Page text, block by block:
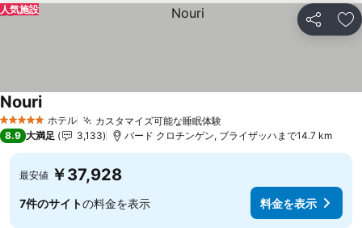
シェア お
人気施設
5 ホテルのランク
ホテル カスタマイズ可能な睡眠体験料金を表示
Nouri料金を表示
8.9 大満足 3,133 バード クロチンゲン, ブライザッハまで14.7 km
最安値 ￥37,928
7件のサイトの料金を表示 料金を表示